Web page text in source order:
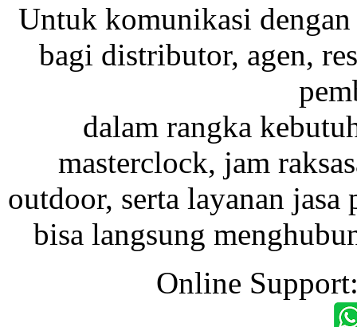
Untuk komunikasi dengan
bagi distributor, agen,
dalam rangka
masterclock, jam
outdoor, serta layanan
bisa langsung
Online